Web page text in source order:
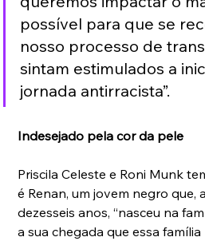
possível para que se
nosso processo de
sintam estimulados a
jornada antirracista”.
Indesejado pela cor da pele
Priscila Celeste e Roni Munk
é Renan, um jovem negro que,
dezesseis anos, “nasceu na
a sua chegada que essa